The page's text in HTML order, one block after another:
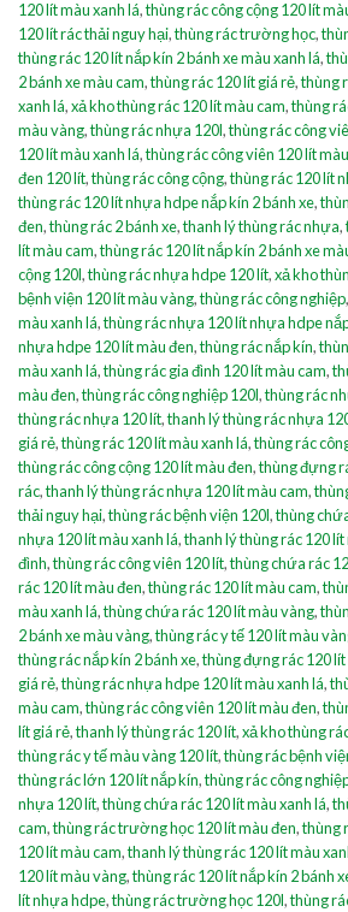
120 lít màu xanh lá,thùng rác công cộng 120 lít
120 lít rác thải nguy hại,thùng rác trường học,
thùng rác 120 lít nắp kín 2 bánh xe màu xanh lá,
2 bánh xe màu cam,thùng rác 120 lít giá rẻ,thùng
xanh lá,xả kho thùng rác 120 lít màu cam,thùng
màu vàng,thùng rác nhựa 120l,thùng rác công
120 lít màu xanh lá,thùng rác công viên 120 lít
đen 120 lít,thùng rác công cộng,thùng rác 120 lít
thùng rác 120 lít nhựa hdpe nắp kín 2 bánh xe,
đen,thùng rác 2 bánh xe,thanh lý thùng rác nhựa,
lít màu cam,thùng rác 120 lít nắp kín 2 bánh xe
cộng 120l,thùng rác nhựa hdpe 120 lít,xả kho
bệnh viện 120 lít màu vàng,thùng rác công nghiệp
màu xanh lá,thùng rác nhựa 120 lít nhựa hdpe
nhựa hdpe 120 lít màu đen,thùng rác nắp kín,
màu xanh lá,thùng rác gia đình 120 lít màu cam,
màu đen,thùng rác công nghiệp 120l,thùng rác
thùng rác nhựa 120 lít,thanh lý thùng rác nhựa
giá rẻ,thùng rác 120 lít màu xanh lá,thùng rác
thùng rác công cộng 120 lít màu đen,thùng đựng
rác,thanh lý thùng rác nhựa 120 lít màu cam,
thải nguy hại,thùng rác bệnh viện 120l,thùng
nhựa 120 lít màu xanh lá,thanh lý thùng rác 120
đình,thùng rác công viên 120 lít,thùng chứa rác
rác 120 lít màu đen,thùng rác 120 lít màu cam,
màu xanh lá,thùng chứa rác 120 lít màu vàng,
2 bánh xe màu vàng,thùng rác y tế 120 lít màu
thùng rác nắp kín 2 bánh xe,thùng đựng rác 120
giá rẻ,thùng rác nhựa hdpe 120 lít màu xanh lá,
màu cam,thùng rác công viên 120 lít màu đen,
lít giá rẻ,thanh lý thùng rác 120 lít,xả kho thùng
thùng rác y tế màu vàng 120 lít,thùng rác bệnh
thùng rác lớn 120 lít nắp kín,thùng rác công
nhựa 120 lít,thùng chứa rác 120 lít màu xanh lá,
cam,thùng rác trường học 120 lít màu đen,thùng
120 lít màu cam,thanh lý thùng rác 120 lít màu
120 lít màu vàng,thùng rác 120 lít nắp kín 2 bánh
lít nhựa hdpe,thùng rác trường học 120l,thùng